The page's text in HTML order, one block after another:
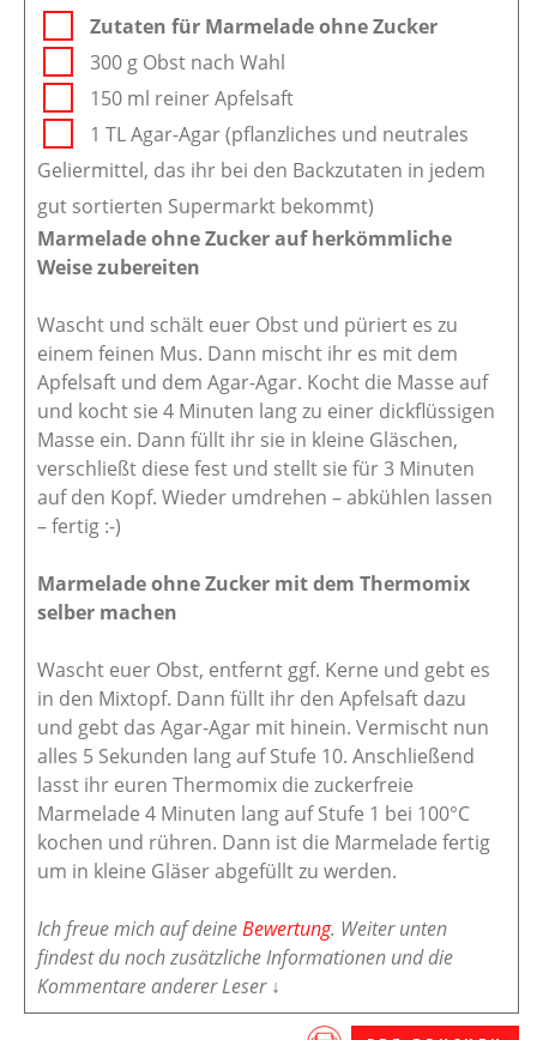
Zutaten für Marmelade ohne Zucker
300 g Obst nach Wahl
150 ml reiner Apfelsaft
1 TL Agar-Agar (pflanzliches und neutrales
Geliermittel, das ihr bei den Backzutaten in jedem
gut sortierten Supermarkt bekommt)
Marmelade ohne Zucker auf herkömmliche
Weise zubereiten
Wascht und schält euer Obst und püriert es zu
einem feinen Mus. Dann mischt ihr es mit dem
Apfelsaft und dem Agar-Agar. Kocht die Masse auf
und kocht sie 4 Minuten lang zu einer dickflüssigen
Masse ein. Dann füllt ihr sie in kleine Gläschen,
verschließt diese fest und stellt sie für 3 Minuten
auf den Kopf. Wieder umdrehen – abkühlen lassen
– fertig :-)
Marmelade ohne Zucker mit dem Thermomix
selber machen
Wascht euer Obst, entfernt ggf. Kerne und gebt es
in den Mixtopf. Dann füllt ihr den Apfelsaft dazu
und gebt das Agar-Agar mit hinein. Vermischt nun
alles 5 Sekunden lang auf Stufe 10. Anschließend
lasst ihr euren Thermomix die zuckerfreie
Marmelade 4 Minuten lang auf Stufe 1 bei 100°C
kochen und rühren. Dann ist die Marmelade fertig
um in kleine Gläser abgefüllt zu werden.
Ich freue mich auf deineBewertung. Weiter unten
findest du noch zusätzliche Informationen und die
Kommentare anderer Leser ↓